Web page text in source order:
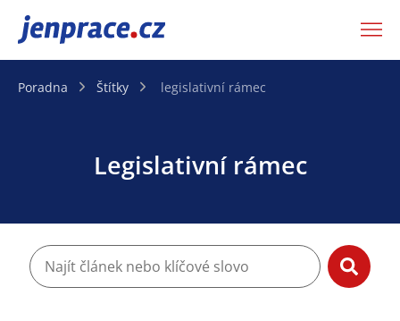
JenPráce.cz
Poradna Štítky legislativní rámec
Legislativní rámec